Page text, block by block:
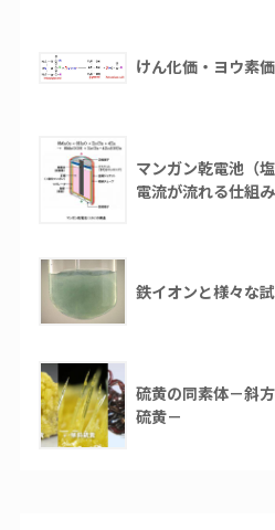
けん化価・ヨウ素
マンガン乾電池（
電流が流れる仕組み
鉄イオンと様々な
硫黄の同素体－斜
硫黄－